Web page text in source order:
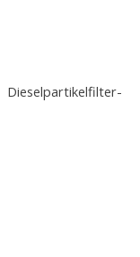
Dieselpartikelfilter-